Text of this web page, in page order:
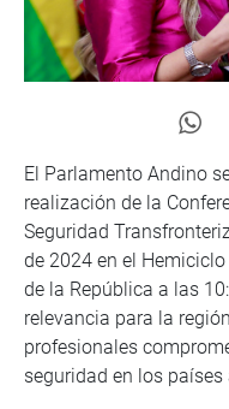
El Parlamento Andino
realización de la
Seguridad
de 2024 en el
de la República a las
relevancia para la
profesionales
seguridad en los países